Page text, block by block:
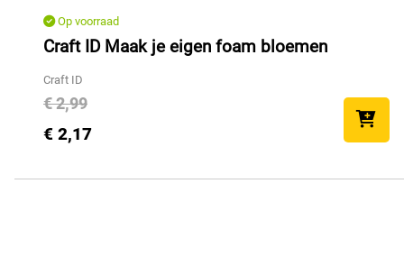
Op voorraad
Craft ID Maak je eigen foam bloemen
Craft ID
€ 2,99
€ 2,17